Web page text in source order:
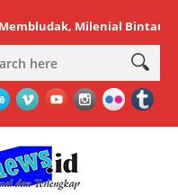
Milenial Bintauna